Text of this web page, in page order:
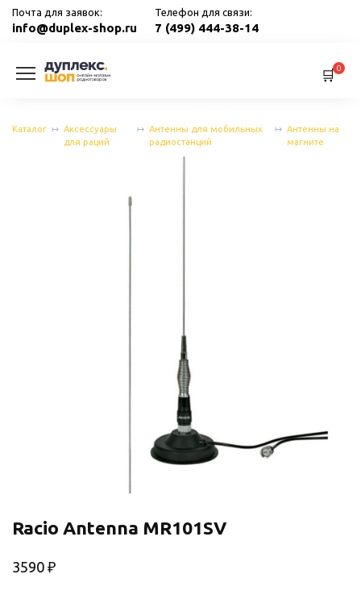
Перейти
Почта для заявок:
info@duplex-shop.ru
Телефон для связи:
7 (499) 444-38-14
0
Каталог
Аксессуары
для раций
Антенны для мобильных
радиостанций
Антенны на
магните
Racio Antenna MR101SV
3590 ₽